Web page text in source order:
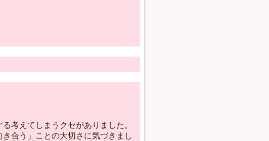
考えてしまうクセがありました。
合う」ことの大切さに気づきまし